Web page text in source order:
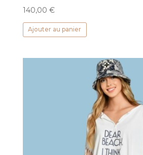
140,00 €
Ajouter au panier